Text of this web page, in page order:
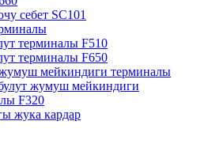
себет SC101
терминалы F510
терминалы F650
жумуш мейкиндиги терминалы
жумуш мейкиндиги
F320
жука кардар